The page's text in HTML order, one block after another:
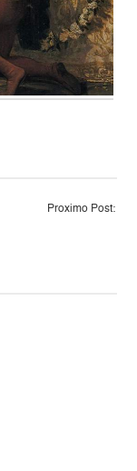
Proximo Post: